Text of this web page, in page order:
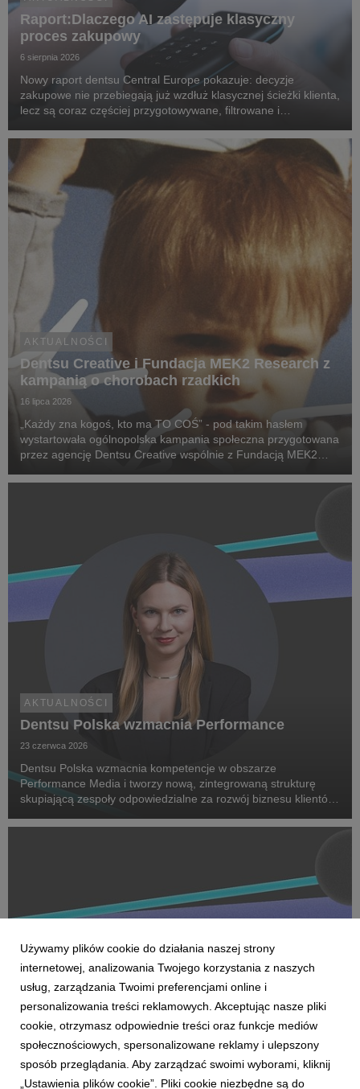
Raport:Dlaczego AI zastępuje klasyczny
proces zakupowy
6 sierpnia 2026
Nowy raport dentsu Central Europe pokazuje: decyzje
zakupowe nie przebiegają już wzdłuż klasycznej ścieżki klienta,
lecz są coraz częściej przygotowywane, filtrowane i
inteligencji.
AKTUALNOŚCI
Dentsu Creative i Fundacja MEK2 Research z
kampanią o chorobach rzadkich
16 lipca 2026
„Każdy zna kogoś, kto ma TO COŚ” - pod takim hasłem
wystartowała ogólnopolska kampania społeczna przygotowana
przez agencję Dentsu Creative wspólnie z Fundacją MEK2
chorób rzadkich, zwrócenie uwagi na problemy pac...
AKTUALNOŚCI
Dentsu Polska wzmacnia Performance
23 czerwca 2026
Dentsu Polska wzmacnia kompetencje w obszarze
Performance Media i tworzy nową, zintegrowaną strukturę
skupiającą zespoły odpowiedzialne za rozwój biznesu klientów
Na czele nowego obszaru stanęła Marta Bińczyk jako H...
AKTUALNOŚCI
Dentsu wzmacnia kompetencje Business
Transformation w Polsce
Używamy plików cookie do działania naszej strony
internetowej, analizowania Twojego korzystania z naszych
usług, zarządzania Twoimi preferencjami online i
personalizowania treści reklamowych. Akceptując nasze pliki
cookie, otrzymasz odpowiednie treści oraz funkcje mediów
społecznościowych, spersonalizowane reklamy i ulepszony
sposób przeglądania. Aby zarządzać swoimi wyborami, kliknij
„Ustawienia plików cookie”. Pliki cookie niezbędne są do